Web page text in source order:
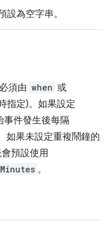
為空字串。
須由 when 或
指定)。如果設定
事件發生後每隔
如果未設定重複鬧鐘的
會預設使用
。